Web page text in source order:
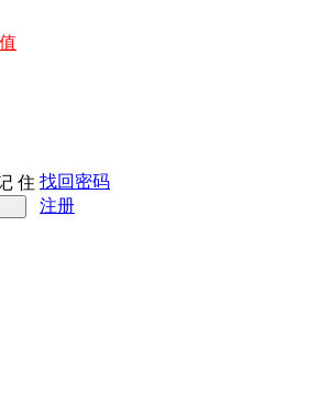
住 找回密码
注册